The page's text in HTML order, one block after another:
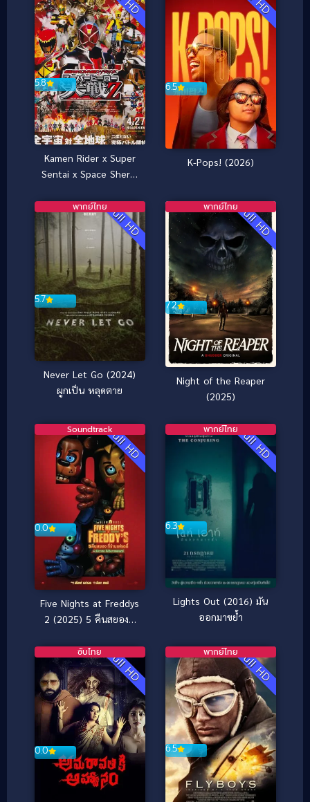
5.8
Kamen Rider x Super
Sentai x Space Sheriff
(2013) มาสค์ไรเดอร์ x ซู
เปอร์เซนไท x ตำรวจ
อวกาศ ซูเปอร์ฮีโร่ไทเซน
6.5
K-Pops! (2026)
Full HD
5.7
พากย์ไทย
Never Let Go (2024)
ผูกเป็น หลุดตาย
Full HD
7.2
พากย์ไทย
Night of the Reaper
(2025)
Full HD
0.0
Soundtrack
Five Nights at Freddys
2 (2025) 5 คืนสยองที่
Full HD
6.3
พากย์ไทย
Lights Out (2016) มัน
ออกมาขย้ำ
Full HD
0.0
ซับไทย Full HD
6.5
พากย์ไทย